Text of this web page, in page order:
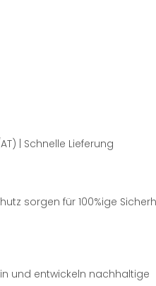
| Schnelle Lieferung
sorgen für 100%ige
und entwickeln nachhaltige